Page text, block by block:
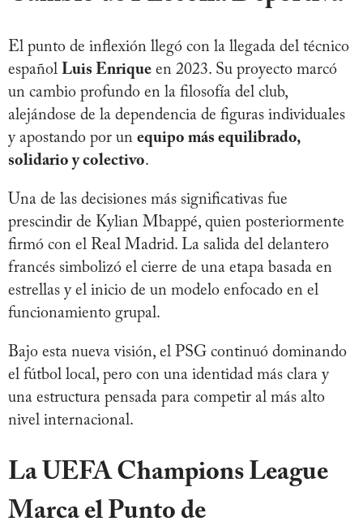
El punto de inflexión llegó con la llegada del técnico
español Luis Enrique en 2023. Su proyecto marcó
un cambio profundo en la filosofía del club,
alejándose de la dependencia de figuras individuales
y apostando por un equipo más equilibrado,
solidario y colectivo.
Una de las decisiones más significativas fue
prescindir de Kylian Mbappé, quien posteriormente
firmó con el Real Madrid. La salida del delantero
francés simbolizó el cierre de una etapa basada en
estrellas y el inicio de un modelo enfocado en el
funcionamiento grupal.
Bajo esta nueva visión, el PSG continuó dominando
el fútbol local, pero con una identidad más clara y
una estructura pensada para competir al más alto
nivel internacional.
La UEFA Champions League
Marca el Punto de